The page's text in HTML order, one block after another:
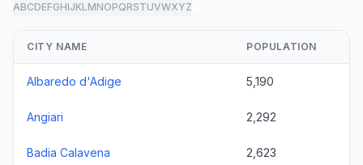
ABCDEFGHIJKLMNOPQRSTUVWXYZ
CITY NAME POPULATION
Albaredo d'Adige 5,190
Angiari 2,292
Badia Calavena 2,623